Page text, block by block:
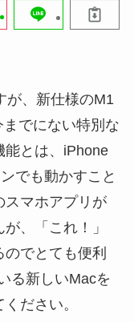
が、新仕様のM1
でにない特別な
能とは、iPhone
でも動かすこと
スマホアプリが
、「これ！」
でとても便利
る新しいMacを
ださい。